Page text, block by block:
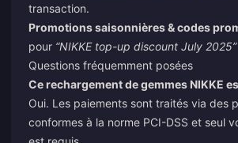
transaction.
Promotions saisonnières & codes
pour “NIKKE top-up discount July 2025”
Questions fréquemment posées
Ce rechargement de gemmes NIKKE
Oui. Les paiements sont traités via des
conformes à la norme PCI-DSS et seul